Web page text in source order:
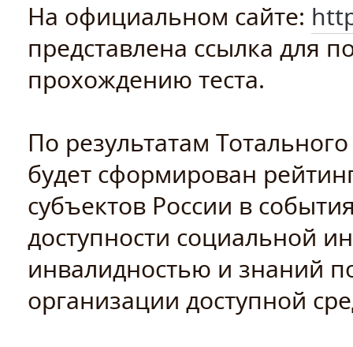
На официальном сайте:
представлена ссылка для
прохождению теста.
По результатам
будет сформирован
субъектов России в
доступности социальной
инвалидностью и знаний
организации доступной